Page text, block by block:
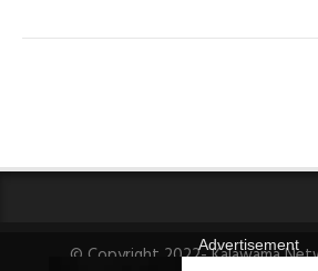
© Copyright 2022- Kalawama